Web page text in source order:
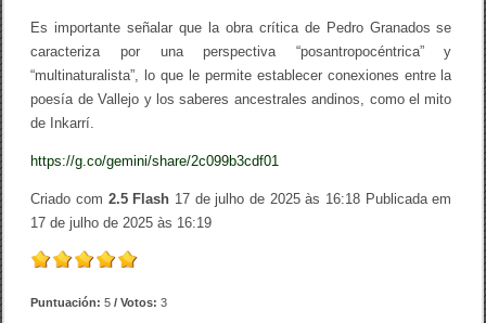
Es importante señalar que la obra crítica de Pedro Granados se
caracteriza por una perspectiva “posantropocéntrica” y
“multinaturalista”, lo que le permite establecer conexiones entre la
poesía de Vallejo y los saberes ancestrales andinos, como el mito
de Inkarrí.
https://g.co/gemini/share/2c099b3cdf01
Criado com 2.5 Flash 17 de julho de 2025 às 16:18 Publicada em
17 de julho de 2025 às 16:19
Puntuación:5 / Votos:3